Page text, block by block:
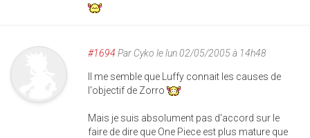
#1694 Par Cyko le lun 02/05/2005 à 14h48
Il me semble que Luffy connait les causes de
l'objectif de Zorro
Mais je suis absolument pas d'accord sur le
faire de dire que One Piece est plus mature que